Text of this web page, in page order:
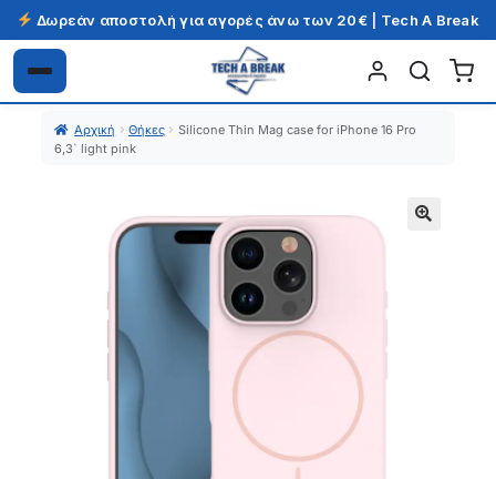
Δωρεάν αποστολή για αγορές άνω των 20€ | Tech A Break
Απευθείας
μετάβαση
πλοήγηση
Μετάβαση
σε
περιεχόμενο
Αρχική Θήκες
Silicone Thin Mag case for iPhone 16 Pro
6,3` light pink